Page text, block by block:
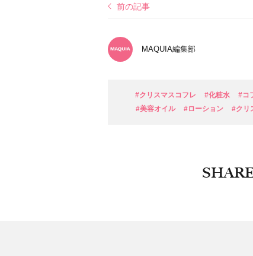
前の記事
MAQUIA編集部
#クリスマスコフレ #化粧水 #コ
#美容オイル
#ローション #クリ